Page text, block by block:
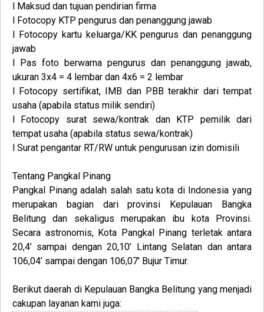
l Maksud dan tujuan pendirian firma
l Fotocopy KTP pengurus dan penanggung jawab
l Fotocopy kartu keluarga/KK pengurus dan penanggung
jawab
l Pas foto berwarna pengurus dan penanggung jawab,
ukuran 3x4 = 4 lembar dan 4x6 = 2 lembar
l Fotocopy sertifikat, IMB dan PBB terakhir dari tempat
usaha (apabila status milik sendiri)
l Fotocopy surat sewa/kontrak dan KTP pemilik dari
tempat usaha (apabila status sewa/kontrak)
l Surat pengantar RT/RW untuk pengurusan izin domisili
Tentang Pangkal Pinang
Pangkal Pinang adalah salah satu kota di Indonesia yang
merupakan bagian dari provinsi Kepulauan Bangka
Belitung dan sekaligus merupakan ibu kota Provinsi.
Secara astronomis, Kota Pangkal Pinang terletak antara
20,4’ sampai dengan 20,10’ Lintang Selatan dan antara
106,04’ sampai dengan 106,07’ Bujur Timur.
Berikut daerah di Kepulauan Bangka Belitung yang menjadi
cakupan layanan kami juga: